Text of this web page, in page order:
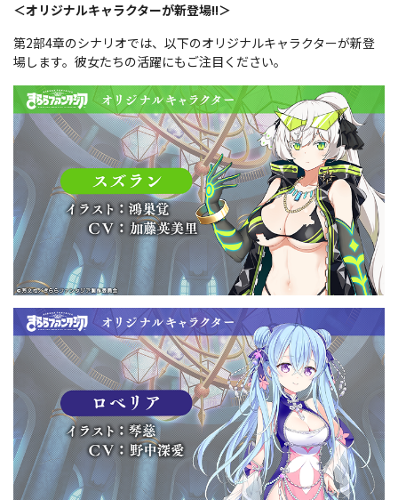
＜オリジナルキャラクターが新登場!!＞
第2部4章のシナリオでは、以下のオリジナルキャラクターが新登
場します。彼女たちの活躍にもご注目ください。